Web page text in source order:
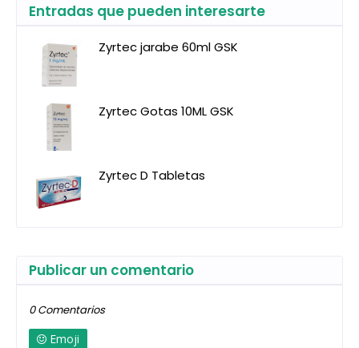
Entradas que pueden interesarte
Zyrtec jarabe 60ml GSK
Zyrtec Gotas 10ML GSK
Zyrtec D Tabletas
Publicar un comentario
0 Comentarios
Emoji